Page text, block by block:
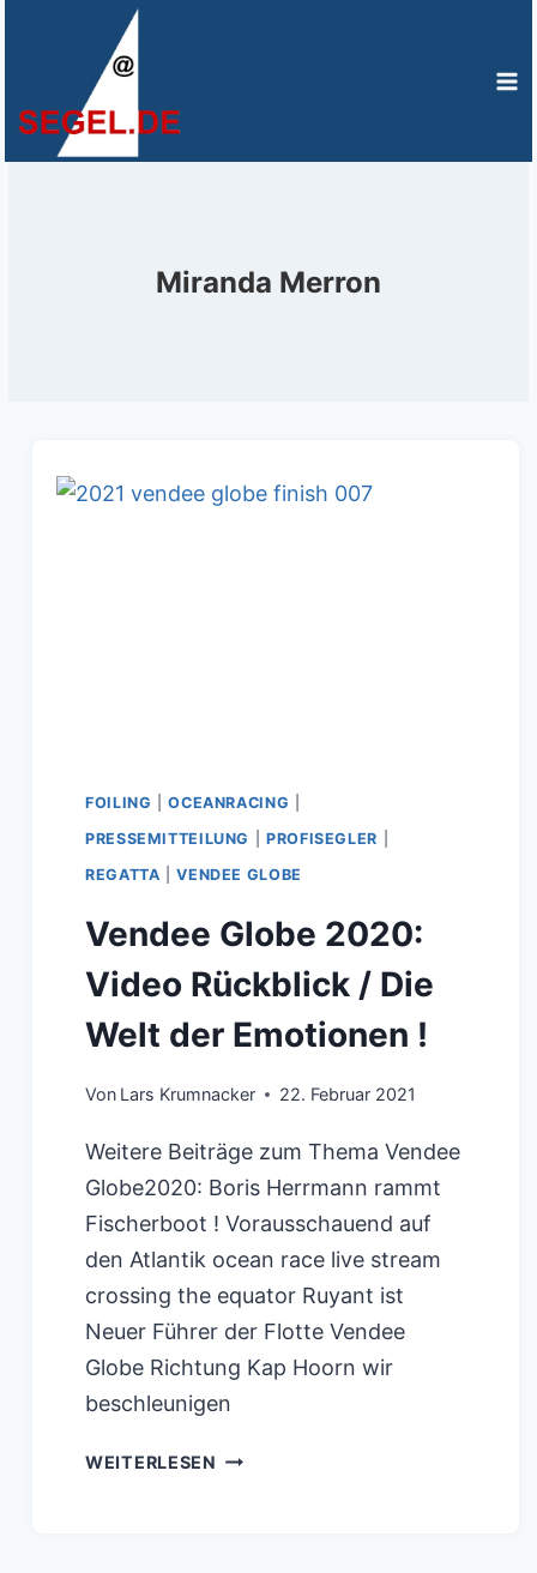
springen
Miranda Merron
FOILING |OCEANRACING
PRESSEMITTEILUNG
PROFISEGLER
REGATTA |VENDEE GLOBE
Vendee Globe 2020:
Video Rückblick / Die
Welt der Emotionen !
Von Lars Krumnacker 22. Februar 2021
Weitere Beiträge zum Thema Vendee
Globe2020: Boris Herrmann rammt
Fischerboot ! Vorausschauend auf
den Atlantik ocean race live stream
crossing the equator Ruyant ist
Neuer Führer der Flotte Vendee
Globe Richtung Kap Hoorn wir
beschleunigen
WEITERLESEN VENDEE